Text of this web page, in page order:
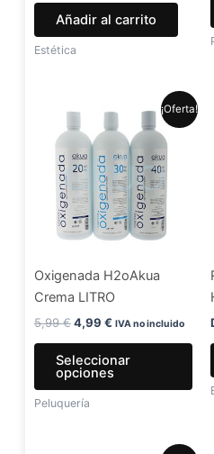
Añadir al carrito
Estética
¡Oferta!
Oxigenada H2oAkua
Crema LITRO
5,99€
original
era:
5,99 €.
4,99 €
precio
actual
4,99 €.
IVA no incluido
Seleccionar
opciones
Este
la
de
Peluquería